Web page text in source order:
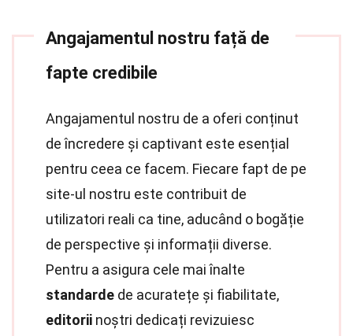
Angajamentul nostru față de
fapte credibile
Angajamentul nostru de a oferi conținut
de încredere și captivant este esențial
pentru ceea ce facem. Fiecare fapt de pe
site-ul nostru este contribuit de
utilizatori reali ca tine, aducând o bogăție
de perspective și informații diverse.
Pentru a asigura cele mai înalte
standarde de acuratețe și fiabilitate,
editorii noștri dedicați revizuiesc